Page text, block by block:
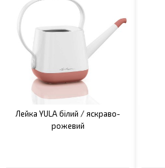
Лейка YULA білий / яскраво-
рожевий